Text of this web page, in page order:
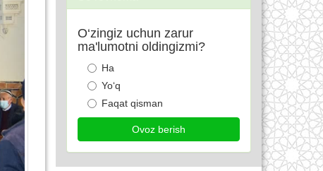
O‘zingiz uchun zarur
ma'lumotni oldingizmi?
Ha
Yo‘q
Faqat qisman